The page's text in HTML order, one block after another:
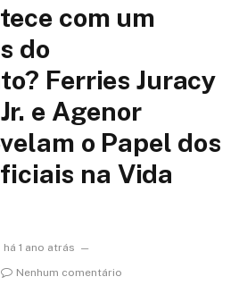
com um
do
Ferries Juracy
e Agenor
o Papel dos
na Vida
há 1 ano atrás
Nenhum comentário